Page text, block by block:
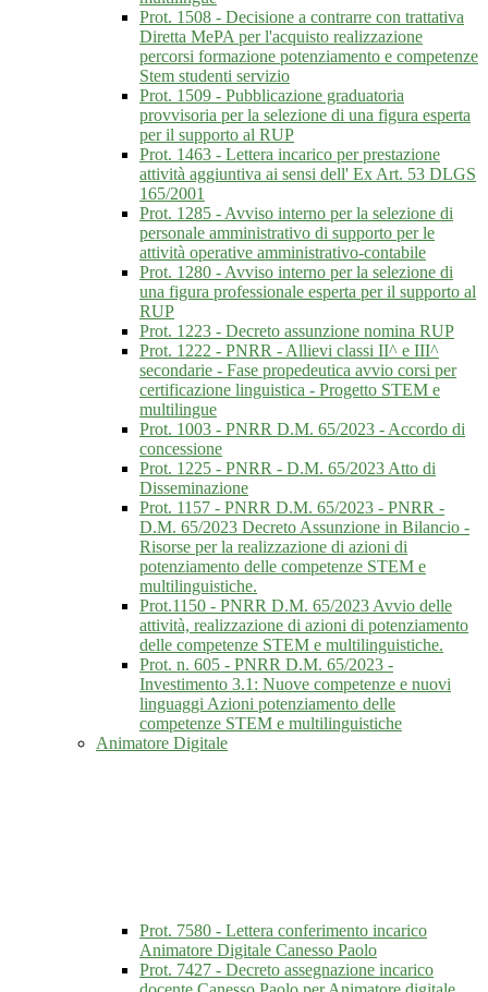
Prot. 1508 - Decisione a contrarre con trattativa
Diretta MePA per l'acquisto realizzazione
percorsi formazione potenziamento e competenze
Stem studenti servizio
Prot. 1509 - Pubblicazione graduatoria
provvisoria per la selezione di una figura esperta
per il supporto al RUP
Prot. 1463 - Lettera incarico per prestazione
attività aggiuntiva ai sensi dell' Ex Art. 53 DLGS
165/2001
Prot. 1285 - Avviso interno per la selezione di
personale amministrativo di supporto per le
attività operative amministrativo-contabile
Prot. 1280 - Avviso interno per la selezione di
una figura professionale esperta per il supporto al
RUP
Prot. 1223 - Decreto assunzione nomina RUP
Prot. 1222 - PNRR - Allievi classi II^ e III^
secondarie - Fase propedeutica avvio corsi per
certificazione linguistica - Progetto STEM e
multilingue
Prot. 1003 - PNRR D.M. 65/2023 - Accordo di
concessione
Prot. 1225 - PNRR - D.M. 65/2023 Atto di
Disseminazione
Prot. 1157 - PNRR D.M. 65/2023 - PNRR -
D.M. 65/2023 Decreto Assunzione in Bilancio -
Risorse per la realizzazione di azioni di
potenziamento delle competenze STEM e
multilinguistiche.
Prot.1150 - PNRR D.M. 65/2023 Avvio delle
attività, realizzazione di azioni di potenziamento
delle competenze STEM e multilinguistiche.
Prot. n. 605 - PNRR D.M. 65/2023 -
Investimento 3.1: Nuove competenze e nuovi
linguaggi Azioni potenziamento delle
competenze STEM e multilinguistiche
Animatore Digitale
Prot. 7580 - Lettera conferimento incarico
Animatore Digitale Canesso Paolo
Prot. 7427 - Decreto assegnazione incarico